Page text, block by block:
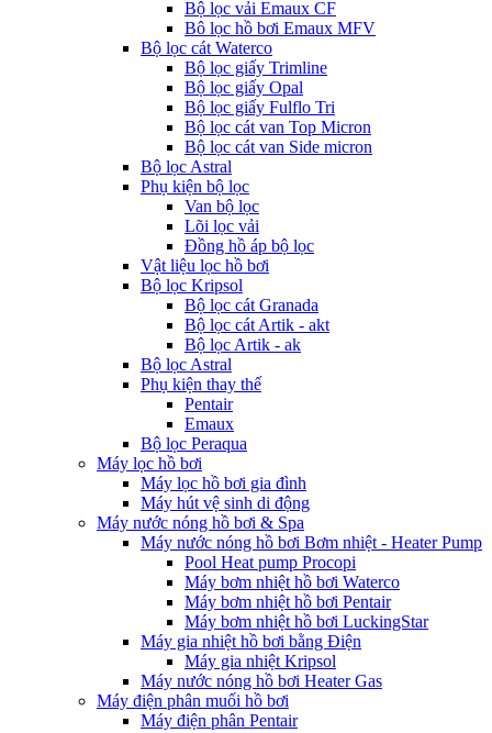
Bộ lọc vải Emaux CF
Bô lọc hồ bơi Emaux MFV
Bộ lọc cát Waterco
Bộ lọc giấy Trimline
Bộ lọc giấy Opal
Bộ lọc giấy Fulflo Tri
Bộ lọc cát van Top Micron
Bộ lọc cát van Side micron
Bộ lọc Astral
Phụ kiện bộ lọc
Van bộ lọc
Lõi lọc vải
Đồng hồ áp bộ lọc
Vật liệu lọc hồ bơi
Bộ lọc Kripsol
Bộ lọc cát Granada
Bộ lọc cát Artik - akt
Bộ lọc Artik - ak
Bộ lọc Astral
Phụ kiện thay thế
Pentair
Emaux
Bộ lọc Peraqua
Máy lọc hồ bơi
Máy lọc hồ bơi gia đình
Máy hút vệ sinh di động
Máy nước nóng hồ bơi & Spa
Máy nước nóng hồ bơi Bơm nhiệt - Heater Pump
Pool Heat pump Procopi
Máy bơm nhiệt hồ bơi Waterco
Máy bơm nhiệt hồ bơi Pentair
Máy bơm nhiệt hồ bơi LuckingStar
Máy gia nhiệt hồ bơi bằng Điện
Máy gia nhiệt Kripsol
Máy nước nóng hồ bơi Heater Gas
Máy điện phân muối hồ bơi
Máy điện phân Pentair